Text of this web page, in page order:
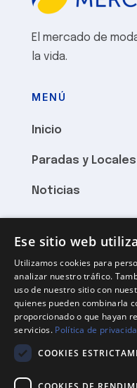
El mercado de
la vida.
MENÚ
Inicio
Paradas y Locales
Noticias
Lunes a Viernes
Sábados 8:15
Domingos cerrado
Ese sitio web
Utilizamos cookies para
analizar nuestro tráfico.
uso de nuestro sitio con
quienes pueden combinarla
proporcionado o que hayan
servicios. Política de
COOKIES